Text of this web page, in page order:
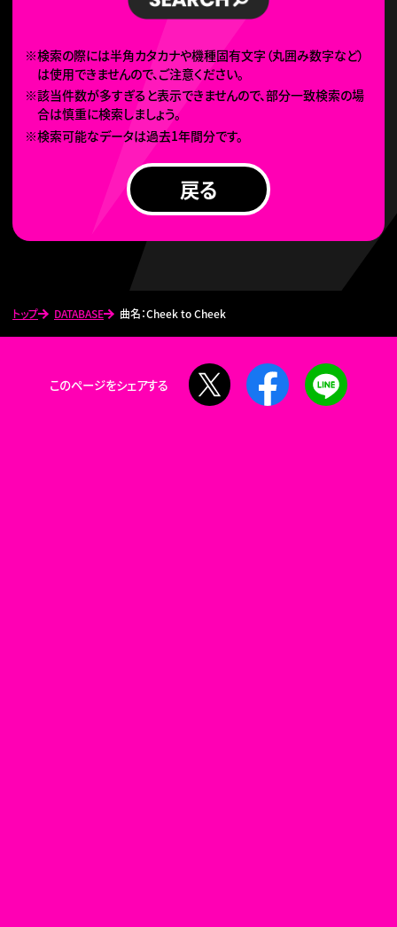
トップ DATABASE 曲名：Cheek to Cheek
※検索の際には半角カタカナや機種固有文字（丸囲み数字など）
は使用できませんので、ご注意ください。
※該当件数が多すぎると表示できませんので、部分一致検索の場
合は慎重に検索しましょう。
※検索可能なデータは過去1年間分です。
戻る
このページをシェアする
Facebook